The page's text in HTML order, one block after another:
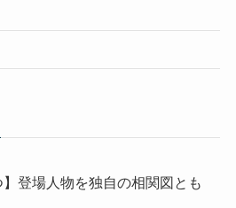
登場人物を独自の相関図とも